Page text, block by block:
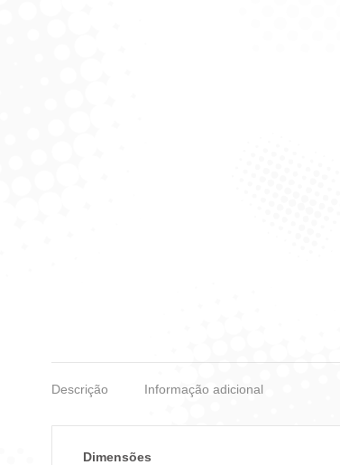
Descrição Informação adicional
Dimensões